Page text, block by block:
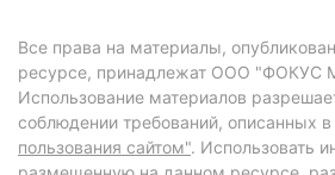
Все права на материалы,
ресурсе, принадлежат ООО "ФОКУС
Использование материалов
соблюдении требований, описанных в
пользования сайтом". Использовать